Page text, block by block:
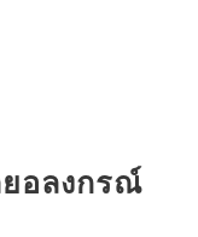
อลงกรณ์